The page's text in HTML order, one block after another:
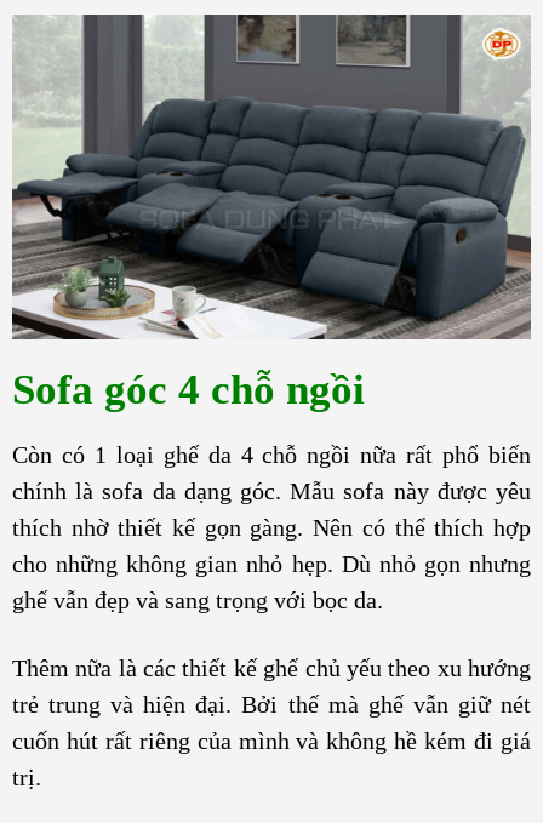
Sofa góc 4 chỗ ngồi
Còn có 1 loại ghế da 4 chỗ ngồi nữa rất phổ biến
chính là sofa da dạng góc. Mẫu sofa này được yêu
thích nhờ thiết kế gọn gàng. Nên có thể thích hợp
cho những không gian nhỏ hẹp. Dù nhỏ gọn nhưng
ghế vẫn đẹp và sang trọng với bọc da.
Thêm nữa là các thiết kế ghế chủ yếu theo xu hướng
trẻ trung và hiện đại. Bởi thế mà ghế vẫn giữ nét
cuốn hút rất riêng của mình và không hề kém đi giá
trị.